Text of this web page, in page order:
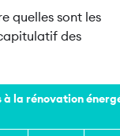
quelles sont les
des
la rénovation